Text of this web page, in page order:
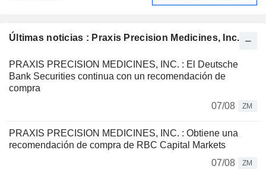
Últimas noticias : Praxis Precision Medicines, Inc.
PRAXIS PRECISION MEDICINES, INC. : El Deutsche
Bank Securities continua con un recomendación de
compra
07/08
ZM
PRAXIS PRECISION MEDICINES, INC. : Obtiene una
recomendación de compra de RBC Capital Markets
07/08
ZM